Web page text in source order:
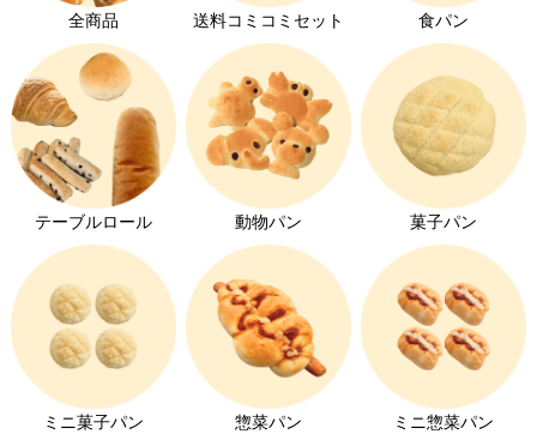
全商品 送料コミコミセット 食パン
テーブルロール 動物パン 菓子パン
ミニ菓子パン 惣菜パン ミニ惣菜パン